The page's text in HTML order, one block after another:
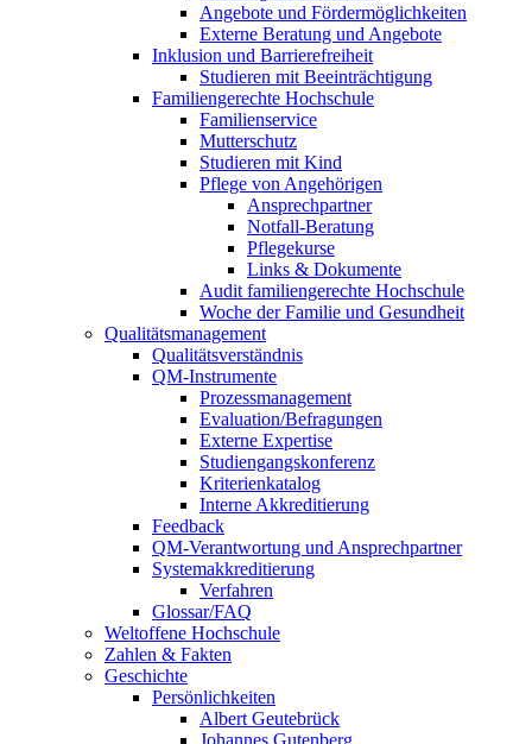
Angebote und Fördermöglichkeiten
Externe Beratung und Angebote
Inklusion und Barrierefreiheit
Studieren mit Beeinträchtigung
Familiengerechte Hochschule
Familienservice
Mutterschutz
Studieren mit Kind
Pflege von Angehörigen
Ansprechpartner
Notfall-Beratung
Pflegekurse
Links & Dokumente
Audit familiengerechte Hochschule
Woche der Familie und Gesundheit
Qualitätsmanagement
Qualitätsverständnis
QM-Instrumente
Prozessmanagement
Evaluation/Befragungen
Externe Expertise
Studiengangskonferenz
Kriterienkatalog
Interne Akkreditierung
Feedback
QM-Verantwortung und Ansprechpartner
Systemakkreditierung
Verfahren
Glossar/FAQ
Weltoffene Hochschule
Zahlen & Fakten
Geschichte
Persönlichkeiten
Albert Geutebrück